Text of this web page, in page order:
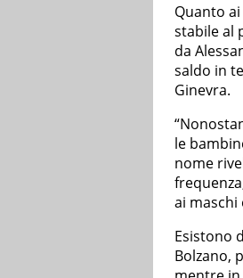
Quanto ai
stabile al
da
saldo in
Ginevra.
le
nome
ai maschi
Esistono
Bolzano,